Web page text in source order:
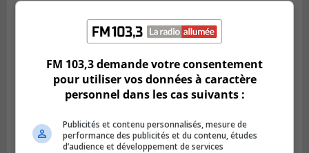
Longueuil injecte 1,5 M$ pour moderniser
deux stations de pompage
FM 103,3 demande votre consentement
pour utiliser vos données à caractère
personnel dans les cas suivants :
Publicités et contenu personnalisés, mesure de
performance des publicités et du contenu, études
d’audience et développement de services